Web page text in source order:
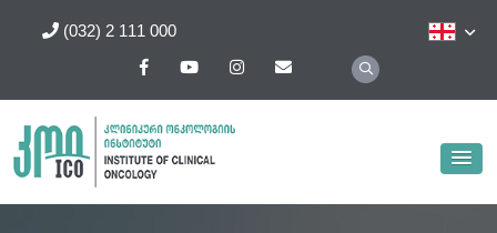
(032) 2 111 000